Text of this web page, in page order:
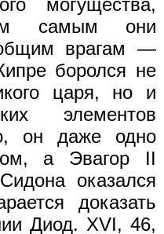
самым они
врагам —
боролся не
царя, но и
элементов
он даже одно
а Эвагор II
оказался
доказать
Диод. XVI, 46,